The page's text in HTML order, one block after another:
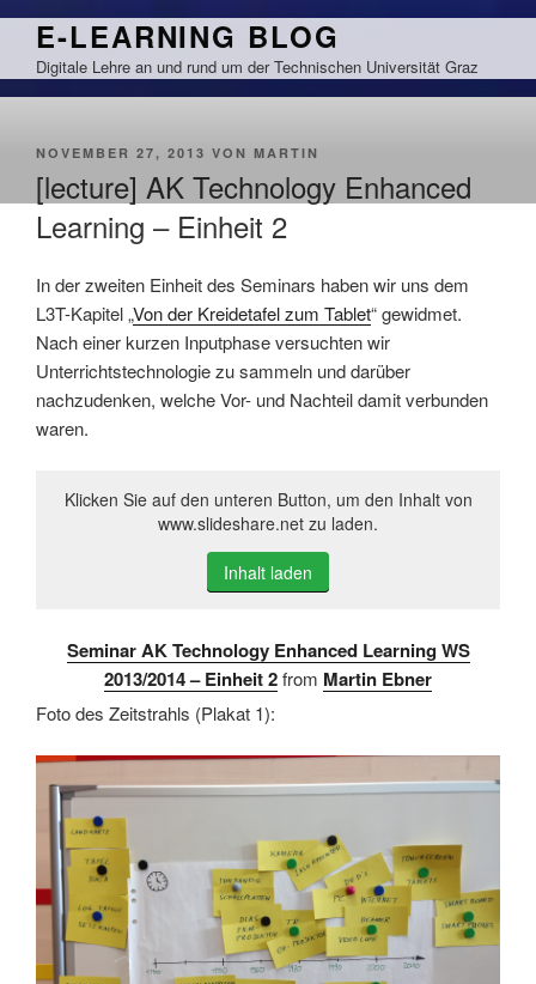
Zum
springen
E-LEARNING BLOG
Digitale Lehre an und rund um der Technischen Universität Graz
VERÖFFENTLICHT
NOVEMBER 27, 2013 VON MARTIN
[lecture] AK Technology Enhanced
Learning – Einheit 2
In der zweiten Einheit des Seminars haben wir uns dem
L3T-Kapitel „Von der Kreidetafel zum Tablet“ gewidmet.
Nach einer kurzen Inputphase versuchten wir
Unterrichtstechnologie zu sammeln und darüber
nachzudenken, welche Vor- und Nachteil damit verbunden
waren.
Klicken Sie auf den unteren Button, um den Inhalt von
www.slideshare.net zu laden.
Inhalt laden
Seminar AK Technology Enhanced Learning WS
2013/2014 – Einheit 2from Martin Ebner
Foto des Zeitstrahls (Plakat 1):